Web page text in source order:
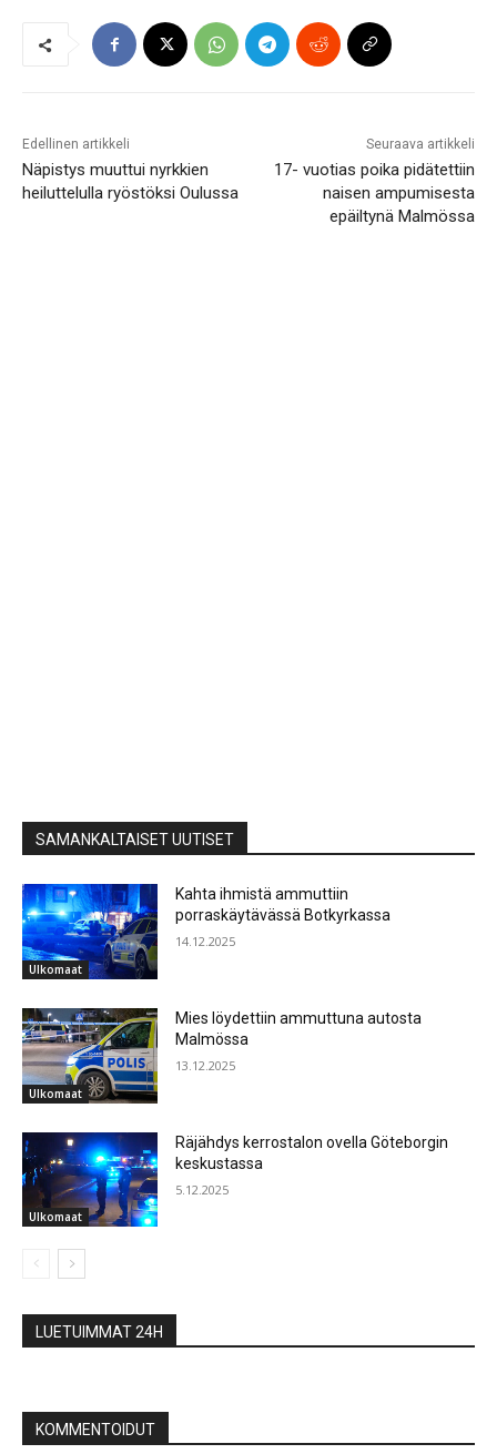
Edellinen artikkeli
Näpistys muuttui nyrkkien
heiluttelulla ryöstöksi Oulussa
Seuraava artikkeli
17- vuotias poika pidätettiin
naisen ampumisesta
epäiltynä Malmössa
SAMANKALTAISET UUTISET
Ulkomaat
Kahta ihmistä ammuttiin
porraskäytävässä Botkyrkassa
14.12.2025
Ulkomaat
Mies löydettiin ammuttuna autosta
Malmössa
13.12.2025
Ulkomaat
Räjähdys kerrostalon ovella Göteborgin
keskustassa
5.12.2025
LUETUIMMAT 24H
KOMMENTOIDUT